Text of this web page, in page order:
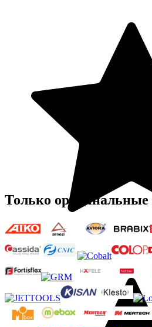
Только оригинальные